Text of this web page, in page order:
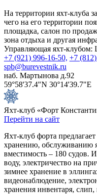
На территории яхт-клуба
чего на его территории
площадка, салон по
зона отдыха и другая
Управляющая яхт-клубом:
+7 (921) 996-16-50, +7
spb@burevestnik.ru
наб. Мартынова д.92
59°58'37.4"N 30°14'39.7"E
Яхт-клуб «Форт
Перейти на сайт
Яхт-клуб форта
хранению, обслуживанию
вместимость – 180 судов.
воду, электричество на
зимнее хранение в
видеонаблюдение,
хранения инвентаря,